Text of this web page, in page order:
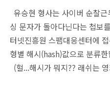
유승현 형사는 사이버 순찰
싱 문자가 돌아다닌다는 첩보
터넷진흥원 스팸대응센터에
형별 해시(hash)값으로 분류
(헐...해시가 뭐지?? 래쉬는